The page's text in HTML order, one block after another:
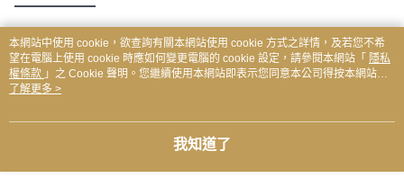
熱門標籤
本網站中使用 cookie，欲查詢有關本網站使用 cookie 方式之詳情，及若您不希
望在電腦上使用 cookie 時應如何變更電腦的 cookie 設定，請參閱本網站「 隱私
權條款 」之 Cookie 聲明。您繼續使用本網站即表示您同意本公司得按本網站使
用條款之 Cookie 聲明使用 cookie。
了解更多 >
我知道了